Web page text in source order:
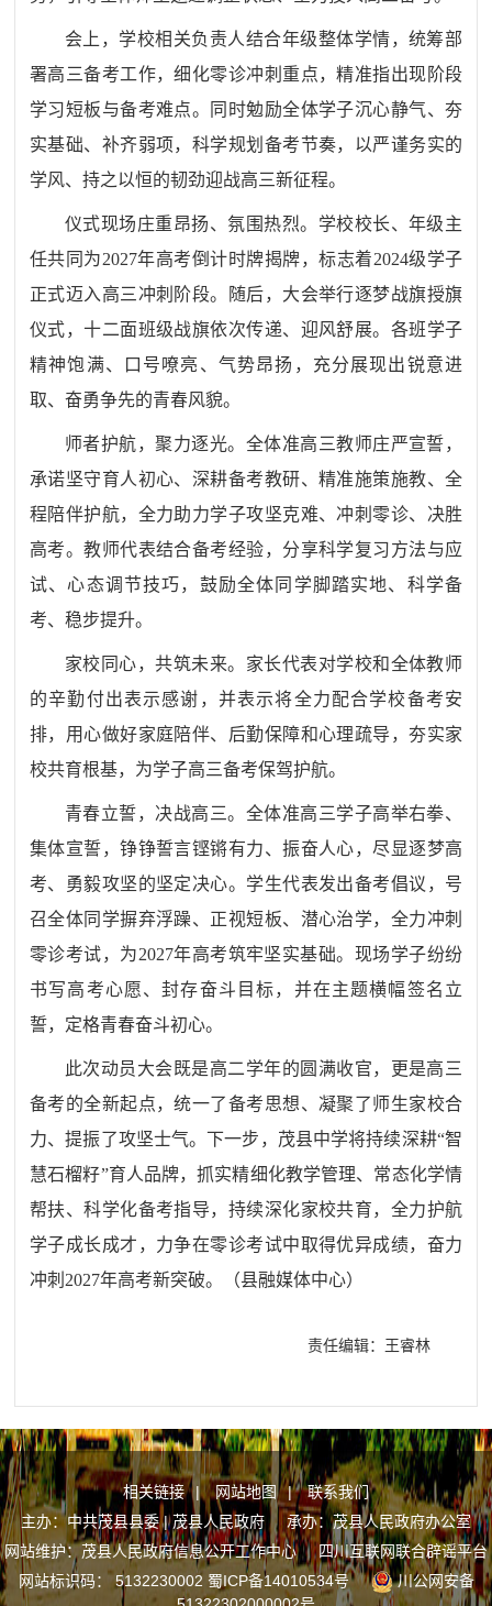
会上，学校相关负责人结合年级整体学情，统筹部
署高三备考工作，细化零诊冲刺重点，精准指出现阶段
学习短板与备考难点。同时勉励全体学子沉心静气、夯
实基础、补齐弱项，科学规划备考节奏，以严谨务实的
学风、持之以恒的韧劲迎战高三新征程。
仪式现场庄重昂扬、氛围热烈。学校校长、年级主
任共同为2027年高考倒计时牌揭牌，标志着2024级学子
正式迈入高三冲刺阶段。随后，大会举行逐梦战旗授旗
仪式，十二面班级战旗依次传递、迎风舒展。各班学子
精神饱满、口号嘹亮、气势昂扬，充分展现出锐意进
取、奋勇争先的青春风貌。
师者护航，聚力逐光。全体准高三教师庄严宣誓，
承诺坚守育人初心、深耕备考教研、精准施策施教、全
程陪伴护航，全力助力学子攻坚克难、冲刺零诊、决胜
高考。教师代表结合备考经验，分享科学复习方法与应
试、心态调节技巧，鼓励全体同学脚踏实地、科学备
考、稳步提升。
家校同心，共筑未来。家长代表对学校和全体教师
的辛勤付出表示感谢，并表示将全力配合学校备考安
排，用心做好家庭陪伴、后勤保障和心理疏导，夯实家
校共育根基，为学子高三备考保驾护航。
青春立誓，决战高三。全体准高三学子高举右拳、
集体宣誓，铮铮誓言铿锵有力、振奋人心，尽显逐梦高
考、勇毅攻坚的坚定决心。学生代表发出备考倡议，号
召全体同学摒弃浮躁、正视短板、潜心治学，全力冲刺
零诊考试，为2027年高考筑牢坚实基础。现场学子纷纷
书写高考心愿、封存奋斗目标，并在主题横幅签名立
誓，定格青春奋斗初心。
此次动员大会既是高二学年的圆满收官，更是高三
备考的全新起点，统一了备考思想、凝聚了师生家校合
力、提振了攻坚士气。下一步，茂县中学将持续深耕“智
慧石榴籽”育人品牌，抓实精细化教学管理、常态化学情
帮扶、科学化备考指导，持续深化家校共育，全力护航
学子成长成才，力争在零诊考试中取得优异成绩，奋力
冲刺2027年高考新突破。
（县融媒体中心）
责任编辑：王睿林
相关链接 | 网站地图 |
联系我们
主办：中共茂县县委 | 茂县人民政府 承办：茂县人民政府办公室
网站维护：茂县人民政府信息公开工作中心四川互联网联合辟谣平台
网站标识码： 5132230002 蜀ICP备14010534号
川公网安备